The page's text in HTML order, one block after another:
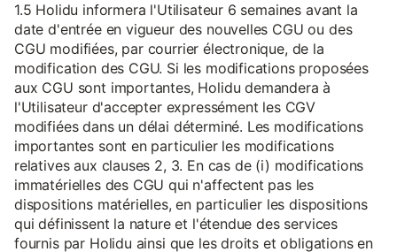
1.5 Holidu informera l'Utilisateur 6 semaines avant la
date d'entrée en vigueur des nouvelles CGU ou des
CGU modifiées, par courrier électronique, de la
modification des CGU. Si les modifications proposées
aux CGU sont importantes, Holidu demandera à
l'Utilisateur d'accepter expressément les CGV
modifiées dans un délai déterminé. Les modifications
importantes sont en particulier les modifications
relatives aux clauses 2, 3. En cas de (i) modifications
immatérielles des CGU qui n'affectent pas les
dispositions matérielles, en particulier les dispositions
qui définissent la nature et l'étendue des services
fournis par Holidu ainsi que les droits et obligations en